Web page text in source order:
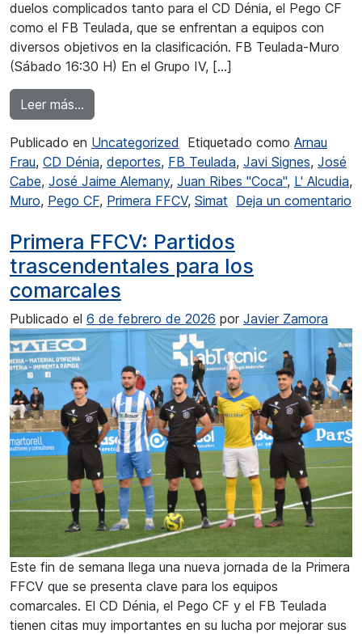
duelos complicados tanto para el CD Dénia, el Pego CF
como el FB Teulada, que se enfrentan a equipos con
diversos objetivos en la clasificación. FB Teulada-Muro
(Sábado 16:30 H) En el Grupo IV, […]
Leer más…
Publicado en Uncategorized Etiquetado como Arnau
Frau, CD Dénia, deportes, FB Teulada, Javi Signes, José
Cabe, José Jaime Alemany, Juan Ribes "Coca", L' Alcudia,
Muro, Pego CF, Primera FFCV, Simat Deja un comentario
Primera FFCV: Partidos
trascendentales para los
comarcales
Publicado el 6 de febrero de 2026 por Javier Zamora
Este fin de semana llega una nueva jornada de la Primera
FFCV que se presenta clave para los equipos
comarcales. El CD Dénia, el Pego CF y el FB Teulada
tienen citas muy importantes en su lucha por mejorar sus